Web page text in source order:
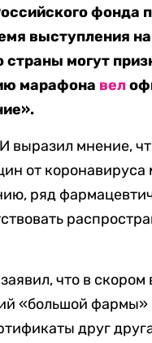
выступления
могут
марафона вел
выразил мнение,
от
ряд
что в
«большой
друг